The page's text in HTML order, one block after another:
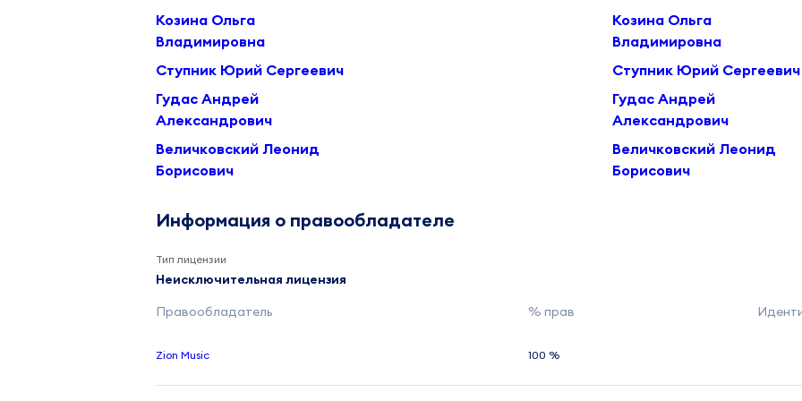
Козина Ольга
Владимировна
Ступник Юрий Сергеевич
Гудас Андрей
Александрович
Величковский Леонид
Борисович
Козина Ольга
Владимировна
Ступник Юрий Сергеевич
Гудас Андрей
Александрович
Величковский Леонид
Борисович
Информация о правообладателе
Тип лицензии
Неисключительная лицензия
Правообладатель
% прав
Zion Music 100 %